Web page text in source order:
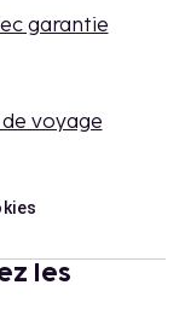
garantie
voyage
les